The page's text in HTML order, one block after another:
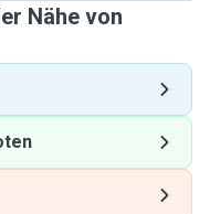
Nähe von